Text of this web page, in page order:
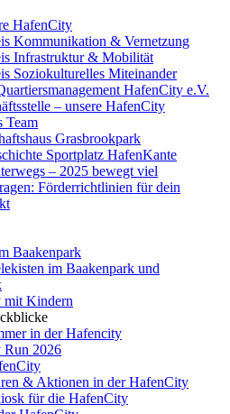
HafenCity
Kommunikation & Vernetzung
Infrastruktur & Mobilität
Soziokulturelles Miteinander
HafenCity e.V.
– unsere HafenCity
Team
Grasbrookpark
Sportplatz HafenKante
– 2025 bewegt viel
Förderrichtlinien für dein
Baakenpark
im Baakenpark und
mit Kindern
in der Hafencity
2026
& Aktionen in der HafenCity
für die HafenCity